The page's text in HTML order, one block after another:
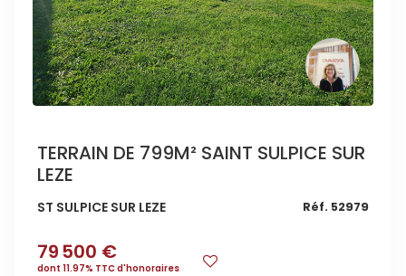
TERRAIN DE 799M² SAINT SULPICE SUR
LEZE
ST SULPICE SUR LEZE Réf. 52979
79 500 €
dont 11.97% TTC d'honoraires